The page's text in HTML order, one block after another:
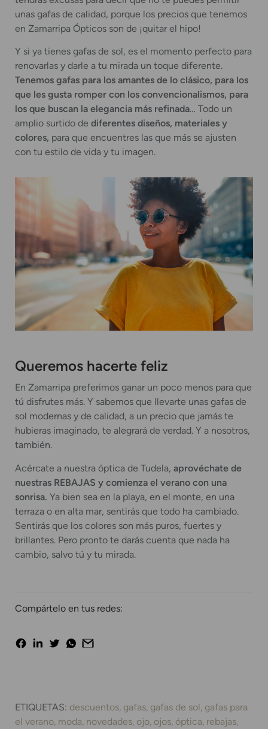
unas gafas de calidad, porque los precios que tenemos
en Zamarripa Ópticos son de ¡quitar el hipo!
Y si ya tienes gafas de sol, es el momento perfecto para
renovarlas y darle a tu mirada un toque diferente.
Tenemos gafas para los amantes de lo clásico, para los
que les gusta romper con los convencionalismos, para
los que buscan la elegancia más refinada… Todo un
amplio surtido de diferentes diseños, materiales y
colores, para que encuentres las que más se ajusten
con tu estilo de vida y tu imagen.
Queremos hacerte feliz
En Zamarripa preferimos ganar un poco menos para que
tú disfrutes más. Y sabemos que llevarte unas gafas de
sol modernas y de calidad, a un precio que jamás te
hubieras imaginado, te alegrará de verdad. Y a nosotros,
también.
Acércate a nuestra óptica de Tudela, aprovéchate de
nuestras REBAJAS y comienza el verano con una
sonrisa. Ya bien sea en la playa, en el monte, en una
terraza o en alta mar, sentirás que todo ha cambiado.
Sentirás que los colores son más puros, fuertes y
brillantes. Pero pronto te darás cuenta que nada ha
cambio, salvo tú y tu mirada.
Compártelo en tus redes:
ETIQUETAS: descuentos gafas gafas de sol gafas para
el verano moda novedades ojo ojos óptica rebajas